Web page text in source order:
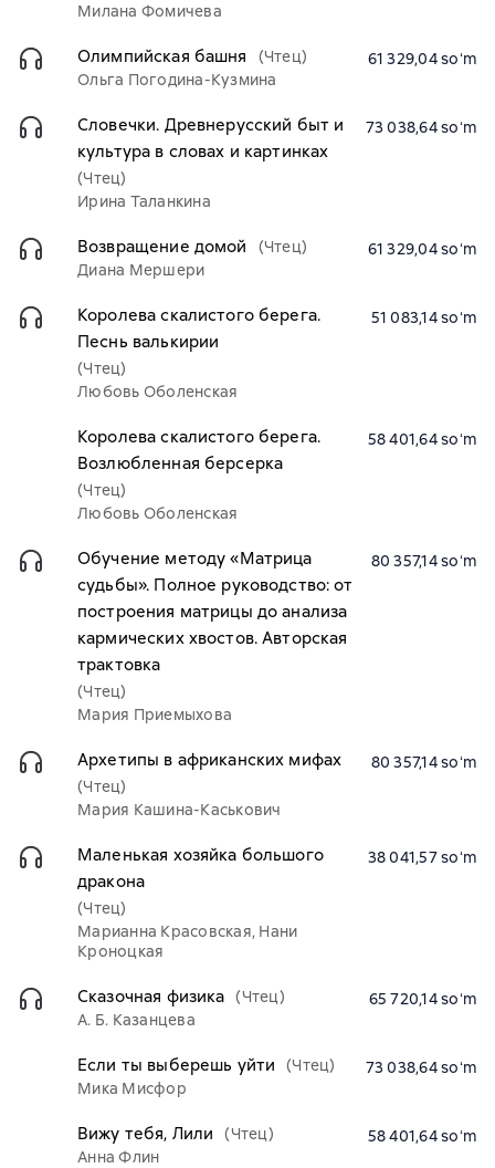
Милана Фомичева
Олимпийская башня
(Чтец)
Ольга Погодина-Кузмина
61 329,04 soʻm
Словечки. Древнерусский быт и
культура в словах и картинках
(Чтец)
Ирина Таланкина
73 038,64 soʻm
Возвращение домой
(Чтец)
Диана Мершери
61 329,04 soʻm
Королева скалистого берега.
Песнь валькирии
(Чтец)
Любовь Оболенская
51 083,14 soʻm
Королева скалистого берега.
Возлюбленная берсерка
(Чтец)
Любовь Оболенская
58 401,64 soʻm
Обучение методу «Матрица
судьбы». Полное руководство: от
построения матрицы до анализа
кармических хвостов. Авторская
трактовка
(Чтец)
Мария Приемыхова
80 357,14 soʻm
Архетипы в африканских мифах
(Чтец)
Мария Кашина-Каськович
80 357,14 soʻm
Маленькая хозяйка большого
дракона
(Чтец)
Марианна Красовская, Нани
Кроноцкая
38 041,57 soʻm
Сказочная физика (Чтец)
А. Б. Казанцева
65 720,14 soʻm
Если ты выберешь уйти
(Чтец)
Мика Мисфор
73 038,64 soʻm
Вижу тебя, Лили
(Чтец)
Анна Флин
58 401,64 soʻm